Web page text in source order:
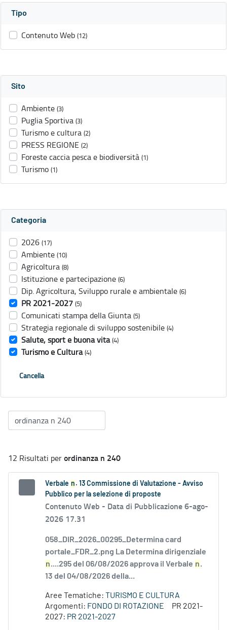
Tipo
Contenuto Web (12)
Sito
Ambiente (3)
Puglia Sportiva (3)
Turismo e cultura (2)
PRESS REGIONE (2)
Foreste caccia pesca e biodiversità (1)
Turismo (1)
Categoria
2026 (17)
Ambiente (10)
Agricoltura (8)
Istituzione e partecipazione (6)
Dip. Agricoltura, Sviluppo rurale e ambientale (6)
PR 2021-2027 (5)
Comunicati stampa della Giunta (5)
Strategia regionale di sviluppo sostenibile (4)
Salute, sport e buona vita (4)
Turismo e Cultura (4)
Cancella
12 Risultati perordinanza n 240
Verbale n . 13 Commissione di Valutazione - Avviso
Pubblico per la selezione di proposte
Contenuto Web - Data di Pubblicazione 6-ago-
2026 17.31
058_DIR_2026_00295_Determina card
portale_FDR_2.png La Determina dirigenziale
n....295 del 06/08/2026 approva il Verbale n.
13 del 04/08/2026 della...
Aree Tematiche: TURISMO E CULTURA
Argomenti: FONDO DI ROTAZIONE
PR 2021-
2027: PR 2021-2027